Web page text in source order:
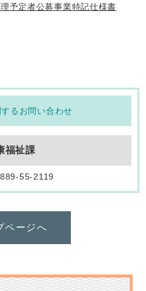
予定者公募事業特記仕様書
るお問い合わせ
福祉課
55-2119
ページへ